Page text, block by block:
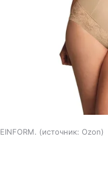
источник: Ozon